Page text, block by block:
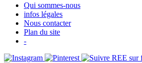
Qui sommes-nous
infos légales
Nous contacter
Plan du site
-